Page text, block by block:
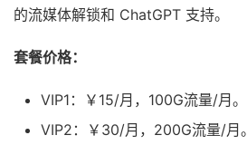
的流媒体解锁和 ChatGPT 支持。
套餐价格：
VIP1：￥15/月，100G流量/月。
VIP2：￥30/月，200G流量/月。